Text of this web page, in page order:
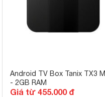
Android TV Box Tanix TX3
- 2GB RAM
Giá từ 455.000 đ